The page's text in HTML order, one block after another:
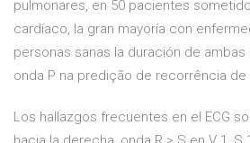
pulmonares, en 50 pacientes
cardíaco, la gran mayoría con
personas sanas la duración de
onda P na predição de recorrência de
Los hallazgos frecuentes en el ECG